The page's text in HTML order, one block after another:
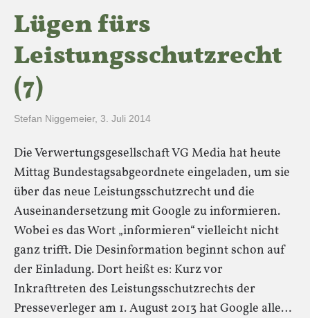
Lügen fürs
Leistungsschutzrecht
(7)
Stefan Niggemeier, 3. Juli 2014
Die Verwertungsgesellschaft VG Media hat heute
Mittag Bundestagsabgeordnete eingeladen, um sie
über das neue Leistungsschutzrecht und die
Auseinandersetzung mit Google zu informieren.
Wobei es das Wort „informieren“ vielleicht nicht
ganz trifft. Die Desinformation beginnt schon auf
der Einladung. Dort heißt es: Kurz vor
Inkrafttreten des Leistungsschutzrechts der
Presseverleger am 1. August 2013 hat Google alle…